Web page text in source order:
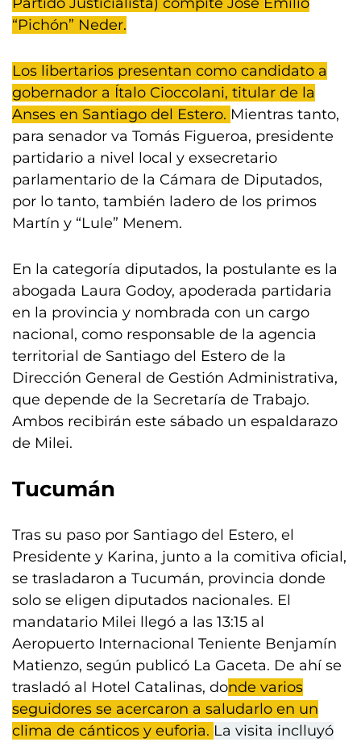
“Pichón” Neder.
Los libertarios presentan como candidato a
gobernador a Ítalo Cioccolani, titular de la
Anses en Santiago del Estero. Mientras tanto,
para senador va Tomás Figueroa, presidente
partidario a nivel local y exsecretario
parlamentario de la Cámara de Diputados,
por lo tanto, también ladero de los primos
Martín y “Lule” Menem.
En la categoría diputados, la postulante es la
abogada Laura Godoy, apoderada partidaria
en la provincia y nombrada con un cargo
nacional, como responsable de la agencia
territorial de Santiago del Estero de la
Dirección General de Gestión Administrativa,
que depende de la Secretaría de Trabajo.
Ambos recibirán este sábado un espaldarazo
de Milei.
Tucumán
Tras su paso por Santiago del Estero, el
Presidente y Karina, junto a la comitiva oficial,
se trasladaron a Tucumán, provincia donde
solo se eligen diputados nacionales. El
mandatario Milei llegó a las 13:15 al
Aeropuerto Internacional Teniente Benjamín
Matienzo, según publicó La Gaceta. De ahí se
trasladó al Hotel Catalinas, donde varios
seguidores se acercaron a saludarlo en un
clima de cánticos y euforia. La visita inclluyó